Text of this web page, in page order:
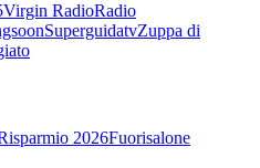
Virgin RadioRadio
SuperguidatvZuppa di
2026Fuorisalone